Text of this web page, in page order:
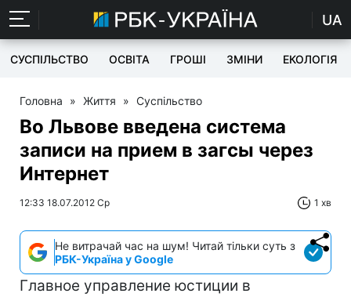
UA
СУСПІЛЬСТВО ОСВІТА ГРОШІ ЗМІНИ ЕКОЛОГІЯ
Головна » Життя » Суспільство
Во Львове введена система
записи на прием в загсы через
Интернет
12:33 18.07.2012 Ср 1 хв
Не витрачай час на шум! Читай тільки суть з
РБК-Україна у Google
Главное управление юстиции в